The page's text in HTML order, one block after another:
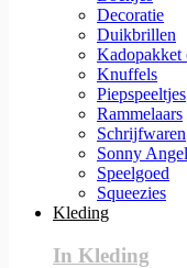
Decoratie
Duikbrillen
Kadopakket
Knuffels
Piepspeeltjes
Rammelaars
Schrijfwaren
Sonny
Speelgoed
Squeezies
Kleding
In Kleding